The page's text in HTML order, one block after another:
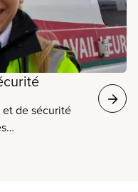
et de sécurité